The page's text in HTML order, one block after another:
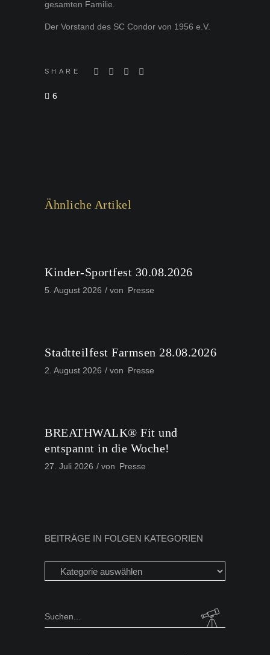
gesamten Familie.
Der Vorstand des SC Condor von 1956 e.V.
SHARE
6
Ähnliche Artikel
Kinder-Sportfest 30.08.2026
5. August 2026 von Presse
Stadtteilfest Farmsen 28.08.2026
2. August 2026 von Presse
BREATHWALK® Fit und
entspannt in die Woche!
27. Juli 2026 von Presse
BEITRÄGE IN FOLGEN KATEGORIEN
Beiträge
in
Kategorien
Search